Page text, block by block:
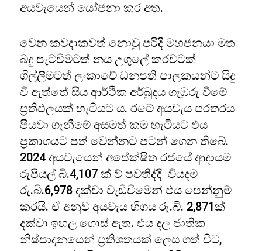
අයවැයෙන් යෝජනා කර අත.
වෙන කවදාකවත් නොවු පරිදි මහජනයා මත
බදු පැටවීමටත් නය උගුලේ කරවටක්
ගිල්ලීමටත් ලංකාවේ ධනපති පාලකයන්ට සිදු
වී ඇත්තේ සිය ආර්ථික අර්බුදය ගැඹුරු වීමේ
ප්‍රතිඵලයක් හැටියට ය. රටේ අයවැය පරතරය
පියවා ගැනීමේ අසමත් කම හැටියට එය
ප්‍රකාශයට පත් වෙන්නට පටන් ගෙන තිබේ.
2024 අයවැයෙන් අපේක්ෂිත රජයේ ආදායම
රුපියල් බි.4,107 ක් ව් පවතිද්දී වියදම
රු.බි.6,978 දක්වා වැඩිවීමෙන් එය පෙන්නුම්
කරයි. ඒ අනුව අයවැය හිගය රු.බි. 2,871ක්
දක්වා ඉහල ගොස් ඇත. එය දල ජාතික
නිෂ්පාදනයෙන් ප්‍රතිශතයක් ලෙස ගත් විට,